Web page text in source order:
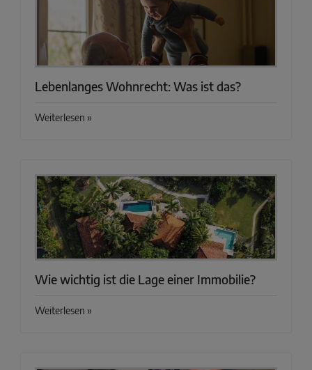
Lebenlanges Wohnrecht: Was ist das?
Weiterlesen »
Wie wichtig ist die Lage einer Immobilie?
Weiterlesen »